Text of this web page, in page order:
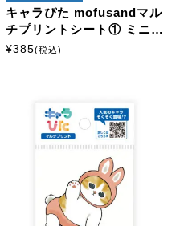
キャラぴた mofusandマル
チプリントシート① ミニ1
2
¥385(税込)